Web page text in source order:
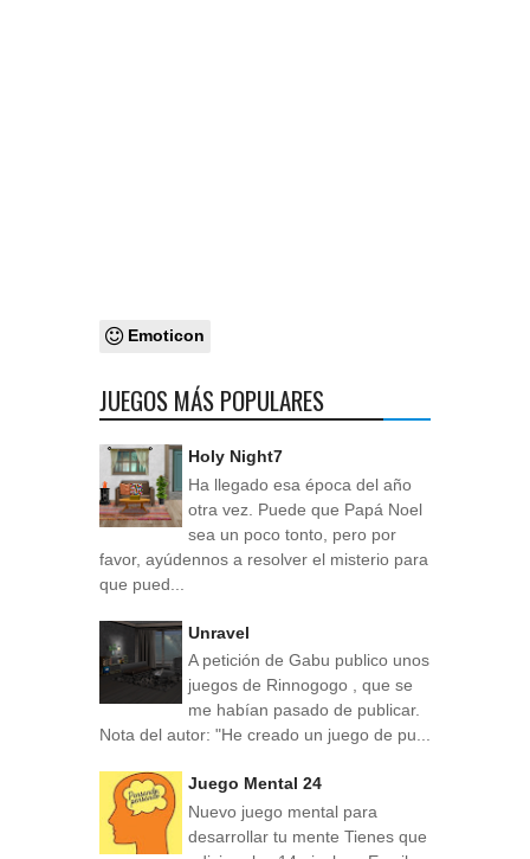
Emoticon
JUEGOS MÁS POPULARES
Holy Night7
Ha llegado esa época del año
otra vez. Puede que Papá Noel
sea un poco tonto, pero por
favor, ayúdennos a resolver el misterio para
que pued...
Unravel
A petición de Gabu publico unos
juegos de Rinnogogo , que se
me habían pasado de publicar.
Nota del autor: "He creado un juego de pu...
Juego Mental 24
Nuevo juego mental para
desarrollar tu mente Tienes que